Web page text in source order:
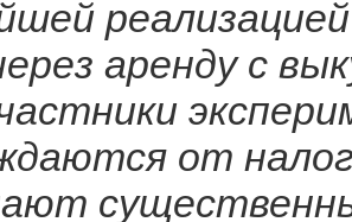
аренду с
от